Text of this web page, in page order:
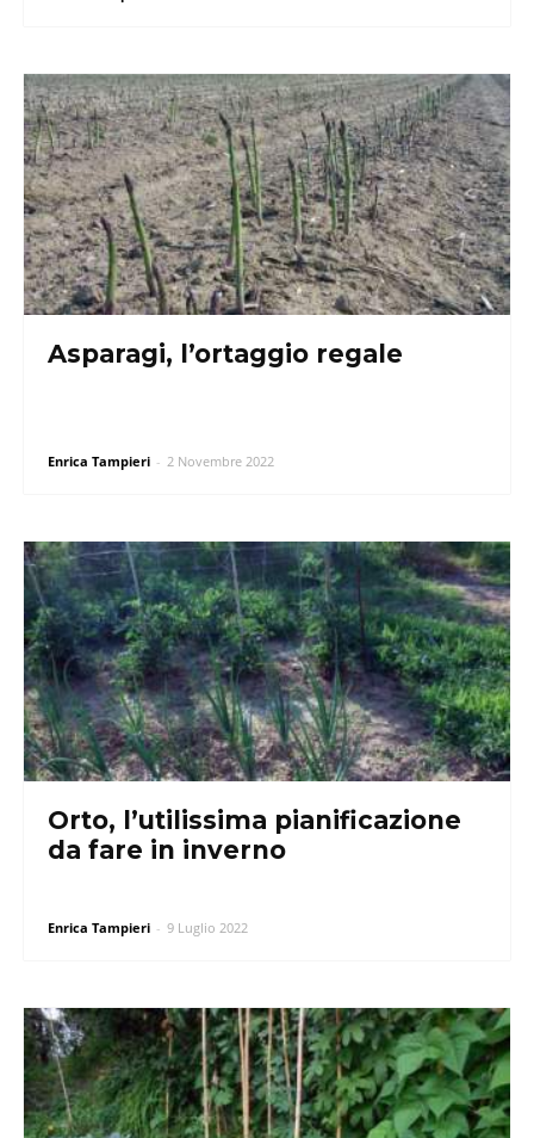
Asparagi, l’ortaggio regale
Enrica Tampieri - 2 Novembre 2022
Orto, l’utilissima pianificazione
da fare in inverno
Enrica Tampieri - 9 Luglio 2022